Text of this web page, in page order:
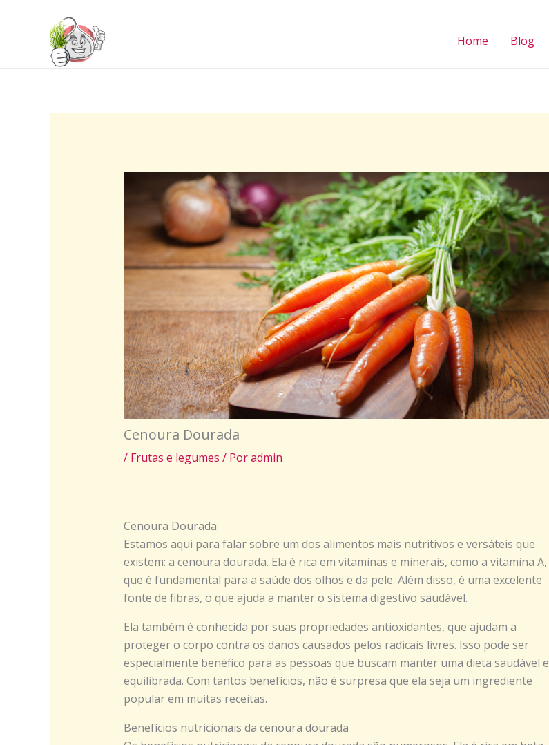
Home Blog
Cenoura Dourada
/ Frutas e legumes / Poradmin
Cenoura Dourada
Estamos aqui para falar sobre um dos alimentos mais nutritivos e versáteis que
existem: a cenoura dourada. Ela é rica em vitaminas e minerais, como a vitamina A,
que é fundamental para a saúde dos olhos e da pele. Além disso, é uma excelente
fonte de fibras, o que ajuda a manter o sistema digestivo saudável.
Ela também é conhecida por suas propriedades antioxidantes, que ajudam a
proteger o corpo contra os danos causados pelos radicais livres. Isso pode ser
especialmente benéfico para as pessoas que buscam manter uma dieta saudável e
equilibrada. Com tantos benefícios, não é surpresa que ela seja um ingrediente
popular em muitas receitas.
Benefícios nutricionais da cenoura dourada